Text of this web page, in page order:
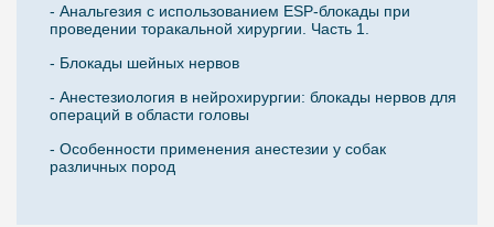
- Анальгезия с использованием ESP-блокады при
проведении торакальной хирургии. Часть 1.
- Блокады шейных нервов
- Анестезиология в нейрохирургии: блокады нервов для
операций в области головы
- Особенности применения анестезии у собак
различных пород